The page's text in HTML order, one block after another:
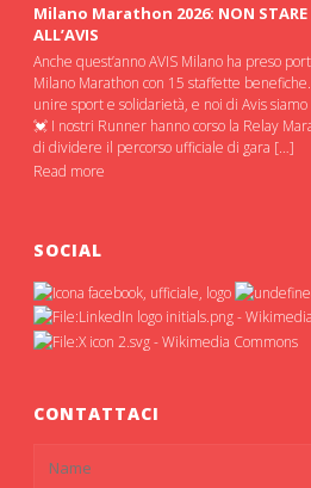
Milano Marathon 2026: NON STARE
ALL’AVIS
Anche quest’anno AVIS Milano ha preso
Milano Marathon con 15 staffette
unire sport e solidarietà, e noi di Avis
💓 I nostri Runner hanno corso la Relay
di dividere il percorso ufficiale di gara […]
Read more
SOCIAL
CONTATTACI